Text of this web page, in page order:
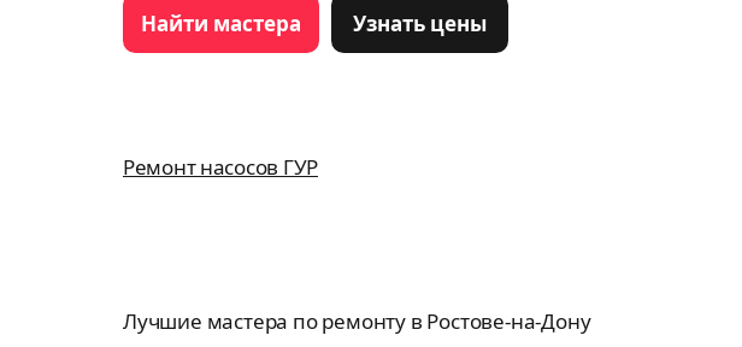
Найти мастера Узнать цены
Ремонт насосов ГУР
Лучшие мастера по ремонту в Ростове-на-Дону